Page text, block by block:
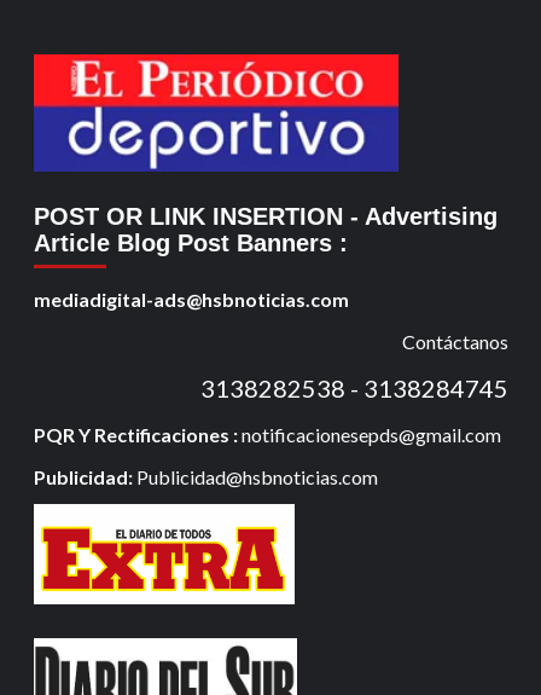
POST OR LINK INSERTION - Advertising
Article Blog Post Banners :
mediadigital-ads@hsbnoticias.com
Contáctanos
3138282538 - 3138284745
PQR Y Rectificaciones :notificacionesepds@gmail.com
Publicidad: Publicidad@hsbnoticias.com